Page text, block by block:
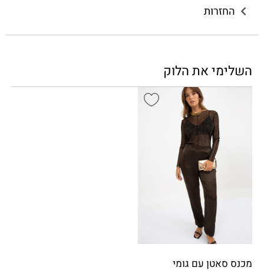
החזרות
השלימי את הלוק
מכנס סאטן עם גומי